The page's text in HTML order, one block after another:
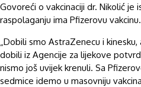
Govoreći o vakcinaciji dr. Nikolić je
raspolaganju ima Pfizerovu vakcinu.
„Dobili smo AstraZenecu i
dobili iz Agencije za lijekove
nismo još uvijek krenuli. Sa
sedmice idemo u masovniju